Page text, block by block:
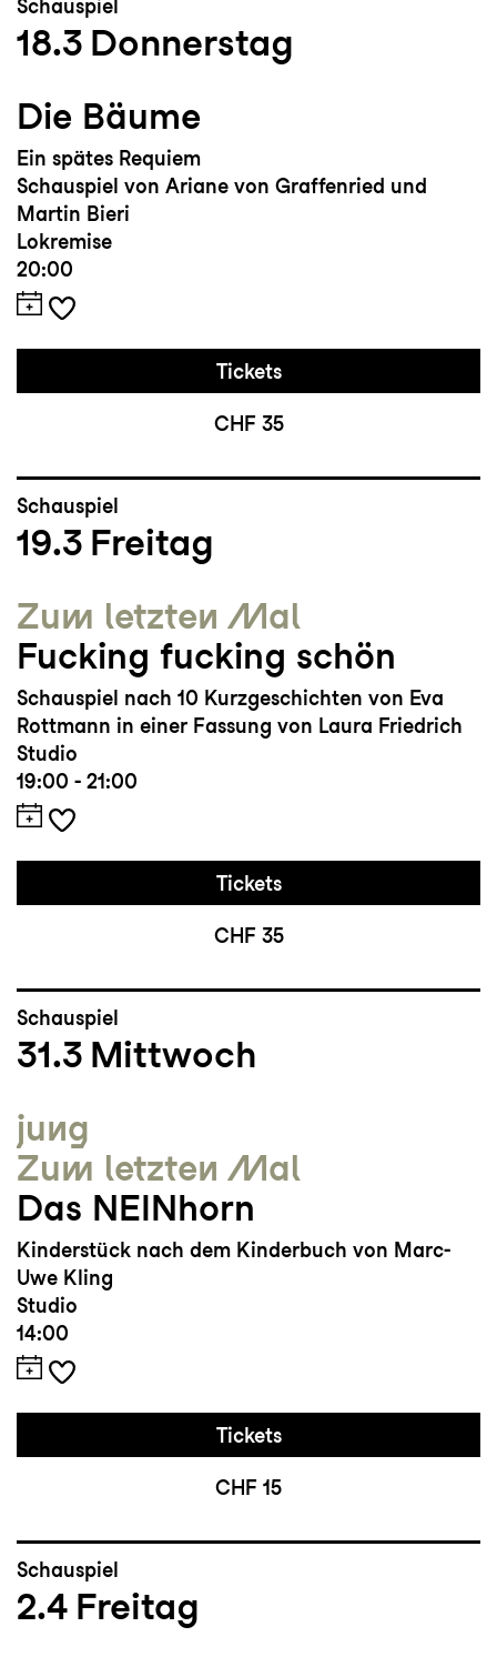
Schauspiel
18.3 Donnerstag
Die Bäume
Ein spätes Requiem
Schauspiel von Ariane von Graffenried und
Martin Bieri
Lokremise
20:00
Tickets
CHF 35
Schauspiel
19.3 Freitag
Zum letzten Mal
Fucking fucking schön
Schauspiel nach 10 Kurzgeschichten von Eva
Rottmann in einer Fassung von Laura Friedrich
Studio
19:00 - 21:00
Tickets
CHF 35
Schauspiel
31.3 Mittwoch
jung
Zum letzten Mal
Das NEINhorn
Kinderstück nach dem Kinderbuch von Marc-
Uwe Kling
Studio
14:00
Tickets
CHF 15
Schauspiel
2.4 Freitag